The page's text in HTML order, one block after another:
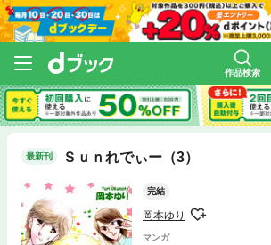
作品検索
最新刊 Ｓｕｎれでぃー（3）
完結
岡本ゆり
マンガ